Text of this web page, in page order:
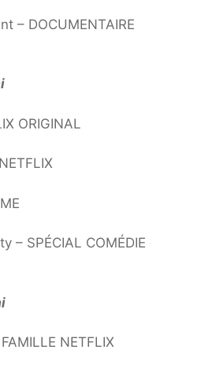
– DOCUMENTAIRE
ORIGINAL
– SPÉCIAL COMÉDIE
NETFLIX